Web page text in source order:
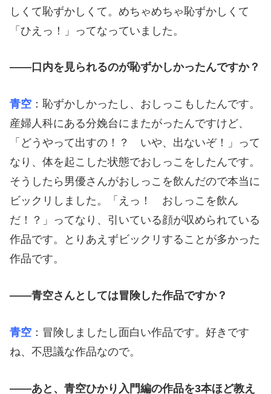
しくて恥ずかしくて。めちゃめちゃ恥ずかしくて
「ひえっ！」ってなっていました。
――口内を見られるのが恥ずかしかったんですか？
青空 ：恥ずかしかったし、おしっこもしたんです。
産婦人科にある分娩台にまたがったんですけど、
「どうやって出すの！？ いや、出ないぞ！」って
なり、体を起こした状態でおしっこをしたんです。
そうしたら男優さんがおしっこを飲んだので本当に
ビックリしました。「えっ！ おしっこを飲ん
だ！？」ってなり、引いている顔が収められている
作品です。とりあえずビックリすることが多かった
作品です。
――青空さんとしては冒険した作品ですか？
青空 ：冒険しましたし面白い作品です。好きです
ね、不思議な作品なので。
――あと、青空ひかり入門編の作品を3本ほど教え